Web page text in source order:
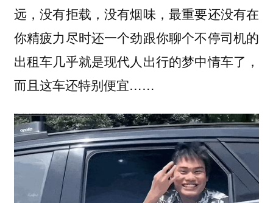
远，没有拒载，没有烟味，最重要还没有在
你精疲力尽时还一个劲跟你聊个不停司机的
出租车几乎就是现代人出行的梦中情车了，
而且这车还特别便宜……